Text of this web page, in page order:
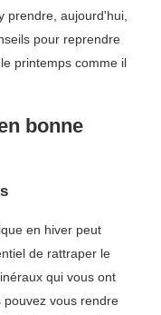
prendre, aujourd'hui,
pour reprendre
printemps comme il
bonne
en hiver peut
de rattraper le
qui vous ont
pouvez vous rendre